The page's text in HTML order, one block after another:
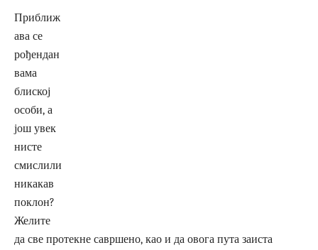
Приближ
ава се
рођендан
вама
блиској
особи, а
још увек
нисте
смислили
никакав
поклон?
Желите
да све протекне савршено, као и да овога пута заиста